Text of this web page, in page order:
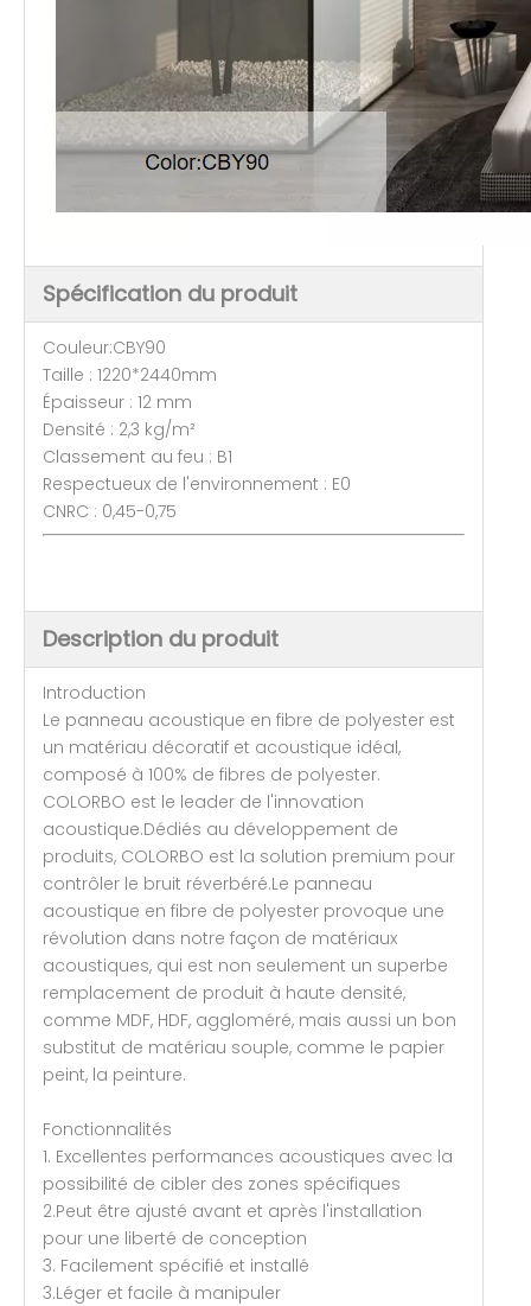
Spécification du produit
Couleur:CBY90
Taille : 1220*2440mm
Épaisseur : 12 mm
Densité : 2,3 kg/m²
Classement au feu : B1
Respectueux de l'environnement : E0
CNRC : 0,45-0,75
Description du produit
Introduction
Le panneau acoustique en fibre de polyester est
un matériau décoratif et acoustique idéal,
composé à 100% de fibres de polyester.
COLORBO est le leader de l'innovation
acoustique.Dédiés au développement de
produits, COLORBO est la solution premium pour
contrôler le bruit réverbéré.Le panneau
acoustique en fibre de polyester provoque une
révolution dans notre façon de matériaux
acoustiques, qui est non seulement un superbe
remplacement de produit à haute densité,
comme MDF, HDF, aggloméré, mais aussi un bon
substitut de matériau souple, comme le papier
peint, la peinture.
Fonctionnalités
1. Excellentes performances acoustiques avec la
possibilité de cibler des zones spécifiques
2.Peut être ajusté avant et après l'installation
pour une liberté de conception
3. Facilement spécifié et installé
3.Léger et facile à manipuler